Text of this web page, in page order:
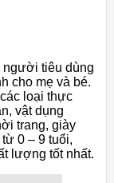
người tiêu dùng
cho mẹ và bé.
loại thực
vật dụng
trang, giày
0 – 9 tuổi,
lượng tốt nhất.